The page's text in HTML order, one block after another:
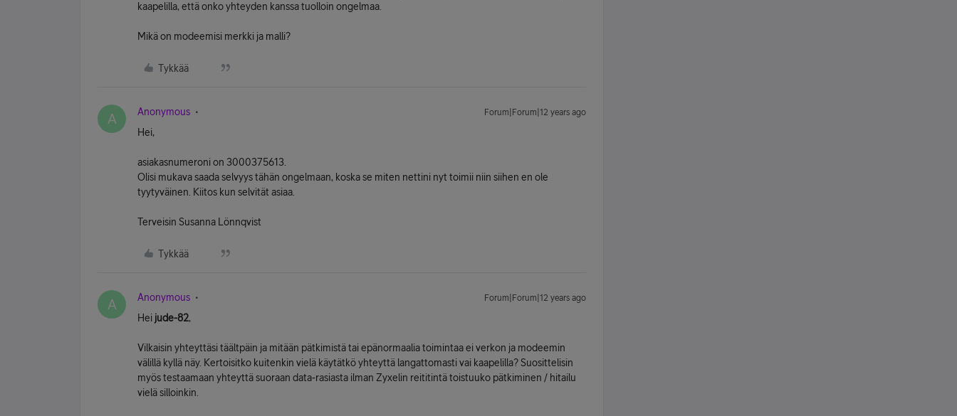
kaapelilla, että onko yhteyden kanssa tuolloin ongelmaa.
Mikä on modeemisi merkki ja malli?
Tykkää
A Anonymous Forum|Forum|12 years ago
Hei,
asiakasnumeroni on 3000375613.
Olisi mukava saada selvyys tähän ongelmaan, koska se miten nettini nyt toimii niin siihen en ole
tyytyväinen. Kiitos kun selvität asiaa.
Terveisin Susanna Lönnqvist
Tykkää
A Anonymous Forum|Forum|12 years ago
Hei jude-82,
Vilkaisin yhteyttäsi täältpäin ja mitään pätkimistä tai epänormaalia toimintaa ei verkon ja modeemin
välillä kyllä näy. Kertoisitko kuitenkin vielä käytätkö yhteyttä langattomasti vai kaapelilla? Suosittelisin
myös testaamaan yhteyttä suoraan data-rasiasta ilman Zyxelin reititintä toistuuko pätkiminen / hitailu
vielä silloinkin.